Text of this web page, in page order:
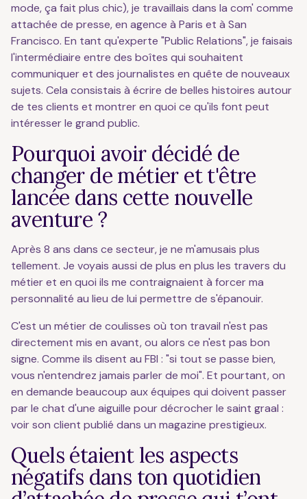
mode, ça fait plus chic), je travaillais dans la com' comme
attachée de presse, en agence à Paris et à San
Francisco. En tant qu'experte "Public Relations", je faisais
l'intermédiaire entre des boîtes qui souhaitent
communiquer et des journalistes en quête de nouveaux
sujets. Cela consistais à écrire de belles histoires autour
de tes clients et montrer en quoi ce qu'ils font peut
intéresser le grand public.
Pourquoi avoir décidé de
changer de métier et t'être
lancée dans cette nouvelle
aventure ?
Après 8 ans dans ce secteur, je ne m'amusais plus
tellement. Je voyais aussi de plus en plus les travers du
métier et en quoi ils me contraignaient à forcer ma
personnalité au lieu de lui permettre de s'épanouir.
C'est un métier de coulisses où ton travail n'est pas
directement mis en avant, ou alors ce n'est pas bon
signe. Comme ils disent au FBI : "si tout se passe bien,
vous n'entendrez jamais parler de moi". Et pourtant, on
en demande beaucoup aux équipes qui doivent passer
par le chat d'une aiguille pour décrocher le saint graal :
voir son client publié dans un magazine prestigieux.
Quels étaient les aspects
négatifs dans ton quotidien